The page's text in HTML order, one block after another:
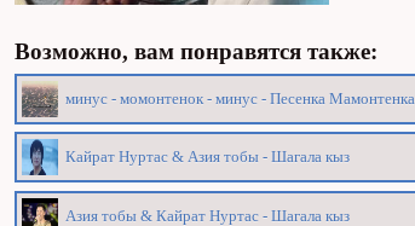
Возможно, вам понравятся также:
минус - момонтенок - минус - Песенка Мамонтенка
Кайрат Нуртас & Азия тобы - Шагала кыз
Азия тобы & Кайрат Нуртас - Шагала кыз